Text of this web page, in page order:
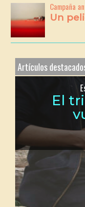
Campaña
Un
Artículos
El